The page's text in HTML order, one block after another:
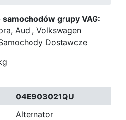
grupy VAG:
Audi, Volkswagen
Dostawcze
04E903021QU
Alternator